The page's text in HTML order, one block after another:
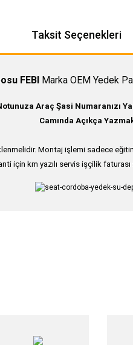
Taksit Seçenekleri
FEBIMarka OEM Yedek
Araç Şasi
Camında Açıkça
Montaj işlemi sadece
için km yazılı servis işçilik faturası
gördüğünüz noktaları öneri